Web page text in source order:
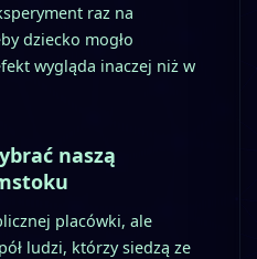
raz na
dziecko mogło
wygląda inaczej niż w
naszą
placówki, ale
ludzi, którzy siedzą ze